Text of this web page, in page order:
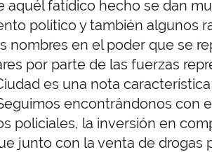
aquél fatídico hecho se dan
político y también algunos
nombres en el poder que se
por parte de las fuerzas
es una nota
encontrándonos con
policiales, la inversión en
junto con la venta de